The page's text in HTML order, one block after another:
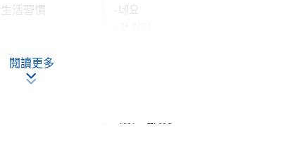
活習慣
-네요
-(으)ㄹ까요?
閱讀更多